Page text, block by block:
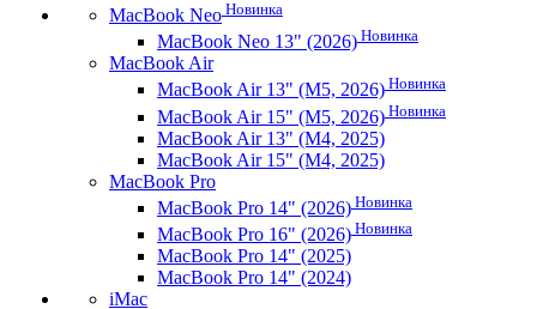
MacBook Neo Новинка
MacBook Neo 13" (2026) Новинка
MacBook Air
MacBook Air 13" (M5, 2026) Новинка
MacBook Air 15" (M5, 2026) Новинка
MacBook Air 13" (M4, 2025)
MacBook Air 15" (M4, 2025)
MacBook Pro
MacBook Pro 14" (2026) Новинка
MacBook Pro 16" (2026) Новинка
MacBook Pro 14" (2025)
MacBook Pro 14" (2024)
iMac